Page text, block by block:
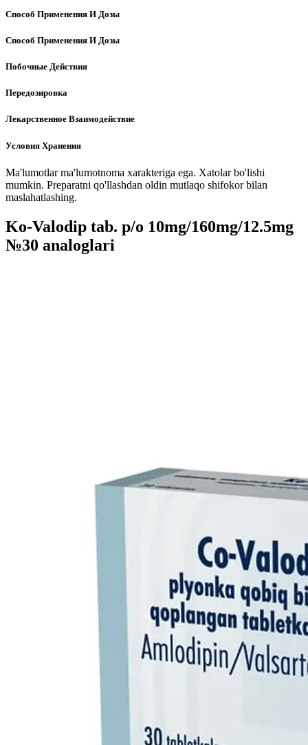
Способ Применения И Дозы
Способ Применения И Дозы
Побочные Действия
Передозировка
Лекарственное Взаимодействие
Условия Хранения
Ma'lumotlar ma'lumotnoma xarakteriga ega. Xatolar bo'lishi
mumkin. Preparatni qo'llashdan oldin mutlaqo shifokor bilan
maslahatlashing.
Ko-Valodip tab. p/o 10mg/160mg/12.5mg
№30 analoglari